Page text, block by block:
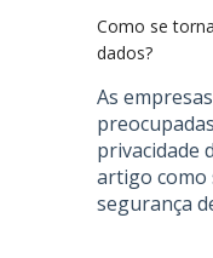
Como se
dados?
As
privacidade
artigo como
segurança